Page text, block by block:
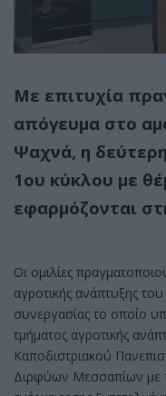
Με επιτυχία
απόγευμα στο
Ψαχνά, η
1ου κύκλου με
εφαρμόζονται
Οι ομιλίες
αγροτικής ανάπτυξης
συνεργασίας το οποίο
τμήματος αγροτικής
Καποδιστριακού
Διρφύων Μεσσαπίων με